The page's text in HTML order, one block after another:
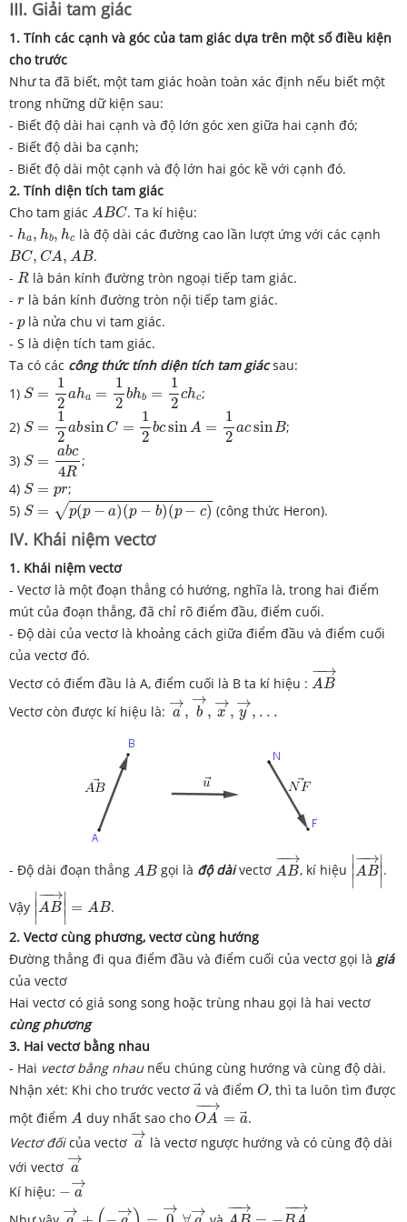
III. Giải tam giác
1. Tính các cạnh và góc của tam giác dựa trên một số điều kiện
cho trước
Như ta đã biết, một tam giác hoàn toàn xác định nếu biết một
trong những dữ kiện sau:
- Biết độ dài hai cạnh và độ lớn góc xen giữa hai cạnh đó;
- Biết độ dài ba cạnh;
- Biết độ dài một cạnh và độ lớn hai góc kề với cạnh đó.
2. Tính diện tích tam giác
Cho tam giác ABC
A BC . Ta kí hiệu:
- ha, hb, hc
h h h là độ dài các đường cao lần lượt ứng với các cạnh
BC, CA, AB
BC, CA,A B
.
- R
R là bán kính đường tròn ngoại tiếp tam giác.
- r
r là bán kính đường tròn nội tiếp tam giác.
- p
plà nửa chu vi tam giác.
- S là diện tích tam giác.
Ta có các công thức tính diện tích tam giácsau:
1) S =
1
2 aha =
1
2 bhb =
1
2 chc
S= 12a ha=1 2bh b=1 2chc
;
2) S =
1
2 absin C =
1
2 bcsinA =
1
2 ac sinB
2a 1 c A sin
;
3) S =
abc
4R
bc4R
;
4) S = pr
S= r
;
5) S = √p(p − a)(p − b)(p − c)
S= (p−a)(p−b)(p−c) (công thức Heron).
IV. Khái niệm vectơ
1. Khái niệm vectơ
- Vectơ là một đoạn thẳng có hướng, nghĩa là, trong hai điểm
mút của đoạn thẳng, đã chỉ rõ điểm đầu, điểm cuối.
- Độ dài của vectơ là khoảng cách giữa điểm đầu và điểm cuối
của vectơ đó.
Vectơ có điểm đầu là A, điểm cuối là B ta kí hiệu :
−
−→
AB
AB→
Vectơ còn được kí hiệu là: →
a ,
→
b ,
→
x ,
→
y , . . .
a→,b→,x →,y →,...
- Độ dài đoạn thẳng AB
A B gọi là độ dàivectơ
−
−→
AB
AB→
, kí hiệu ∣
∣
∣
−
−→
AB
∣
∣
∣
|AB→
.
Vậy ∣
∣
∣
−
−→
AB
∣
∣
∣
= AB
|AB→
.
2. Vectơ cùng phương, vectơ cùng hướng
Đường thẳng đi qua điểm đầu và điểm cuối của vectơ gọi là giá
của vectơ
Hai vectơ có giá song song hoặc trùng nhau gọi là hai vectơ
cùng phương
3. Hai vectơ bằng nhau
- Hai vectơ bằng nhau nếu chúng cùng hướng và cùng độ dài.
Nhận xét: Khi cho trước vectơ a
a →
và điểm O
O, thì ta luôn tìm được
một điểm A
A duy nhất sao cho
−
−→
OA = a
OA→=a→
.
Vectơ đốicủa vectơ →
a
a→
là vectơ ngược hướng và có cùng độ dài
với vectơ →
a
a→
Kí hiệu: −
→
a
− a→
→ → → →
→ − →) →,∀ → −
−→ −
−→
AB→ BA→